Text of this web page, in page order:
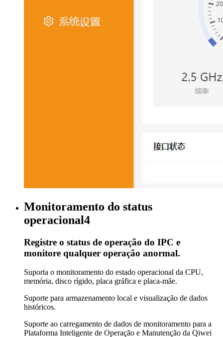
Monitoramento do status
operacional4
Registre o status de operação do IPC e
monitore qualquer operação anormal.
Suporta o monitoramento do estado operacional da CPU,
memória, disco rígido, placa gráfica e placa-mãe.
Suporte para armazenamento local e visualização de dados
históricos.
Suporte ao carregamento de dados de monitoramento para a
Plataforma Inteligente de Operação e Manutenção da Qiwei